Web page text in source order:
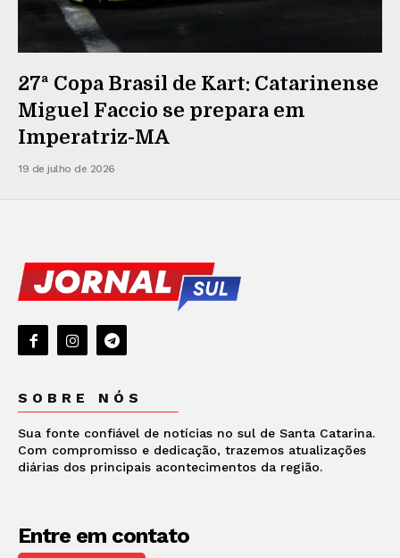
27ª Copa Brasil de Kart: Catarinense
Miguel Faccio se prepara em
Imperatriz-MA
19 de julho de 2026
SOBRE NÓS
Sua fonte confiável de notícias no sul de Santa Catarina.
Com compromisso e dedicação, trazemos atualizações
diárias dos principais acontecimentos da região.
Entre em contato